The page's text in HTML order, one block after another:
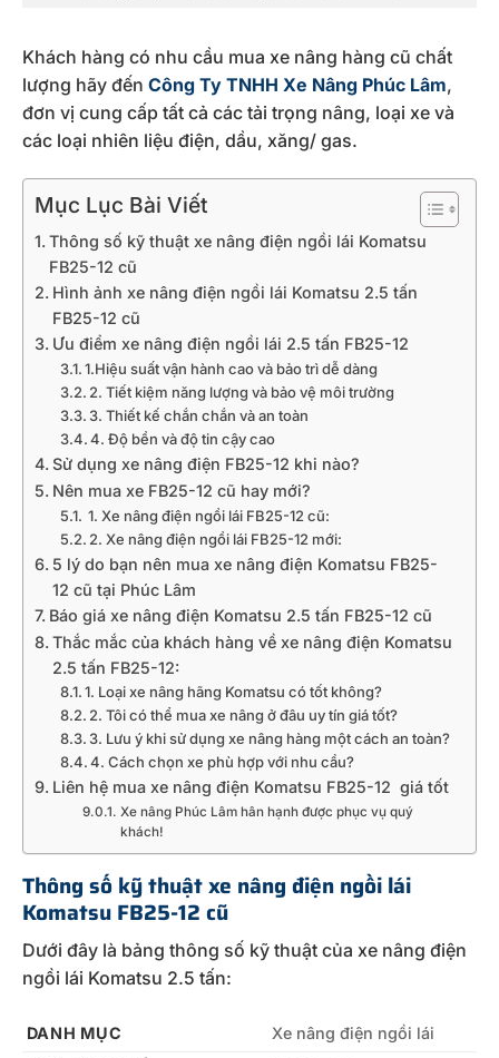
Khách hàng có nhu cầu mua xe nâng hàng cũ chất
lượng hãy đến Công Ty TNHH Xe Nâng Phúc Lâm,
đơn vị cung cấp tất cả các tải trọng nâng, loại xe và
các loại nhiên liệu điện, dầu, xăng/ gas.
Mục Lục Bài Viết
Thông số kỹ thuật xe nâng điện ngồi lái Komatsu
FB25-12 cũ
Hình ảnh xe nâng điện ngồi lái Komatsu 2.5 tấn
FB25-12 cũ
Ưu điểm xe nâng điện ngồi lái 2.5 tấn FB25-12
1.Hiệu suất vận hành cao và bảo trì dễ dàng
2. Tiết kiệm năng lượng và bảo vệ môi trường
3. Thiết kế chắn chắn và an toàn
4. Độ bền và độ tin cậy cao
Sử dụng xe nâng điện FB25-12 khi nào?
Nên mua xe FB25-12 cũ hay mới?
1. Xe nâng điện ngồi lái FB25-12 cũ:
2. Xe nâng điện ngồi lái FB25-12 mới:
5 lý do bạn nên mua xe nâng điện Komatsu FB25-
12 cũ tại Phúc Lâm
Báo giá xe nâng điện Komatsu 2.5 tấn FB25-12 cũ
Thắc mắc của khách hàng về xe nâng điện Komatsu
2.5 tấn FB25-12:
1. Loại xe nâng hãng Komatsu có tốt không?
2. Tôi có thể mua xe nâng ở đâu uy tín giá tốt?
3. Lưu ý khi sử dụng xe nâng hàng một cách an toàn?
4. Cách chọn xe phù hợp với nhu cầu?
Liên hệ mua xe nâng điện Komatsu FB25-12 giá tốt
Xe nâng Phúc Lâm hân hạnh được phục vụ quý
khách!
Thông số kỹ thuật xe nâng điện ngồi lái
Komatsu FB25-12 cũ
Dưới đây là bảng thông số kỹ thuật của xe nâng điện
ngồi lái Komatsu 2.5 tấn:
DANH MỤC
Xe nâng điện ngồi lái